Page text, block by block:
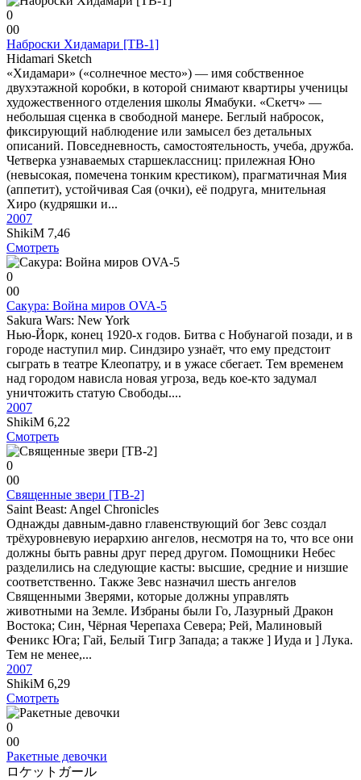
0
00
Наброски Хидамари [ТВ-1]
Hidamari Sketch
«Хидамари» («солнечное место») — имя собственное
двухэтажной коробки, в которой снимают квартиры ученицы
художественного отделения школы Ямабуки. «Скетч» —
небольшая сценка в свободной манере. Беглый набросок,
фиксирующий наблюдение или замысел без детальных
описаний. Повседневность, самостоятельность, учеба, дружба.
Четверка узнаваемых старшеклассниц: прилежная Юно
(невысокая, помечена тонким крестиком), прагматичная Мия
(аппетит), устойчивая Сая (очки), её подруга, мнительная
Хиро (кудряшки и...
2007
ShikiM 7,46
Смотреть
0
00
Сакура: Война миров OVA-5
Sakura Wars: New York
Нью-Йорк, конец 1920-х годов. Битва с Нобунагой позади, и в
городе наступил мир. Синдзиро узнаёт, что ему предстоит
сыграть в театре Клеопатру, и в ужасе сбегает. Тем временем
над городом нависла новая угроза, ведь кое-кто задумал
уничтожить статую Свободы....
2007
ShikiM 6,22
Смотреть
0
00
Священные звери [ТВ-2]
Saint Beast: Angel Chronicles
Однажды давным-давно главенствующий бог Зевс создал
трёхуровневую иерархию ангелов, несмотря на то, что все они
должны быть равны друг перед другом. Помощники Небес
разделились на следующие касты: высшие, средние и низшие
соответственно. Также Зевс назначил шесть ангелов
Священными Зверями, которые должны управлять
животными на Земле. Избраны были Го, Лазурный Дракон
Востока; Син, Чёрная Черепаха Севера; Рей, Малиновый
Феникс Юга; Гай, Белый Тигр Запада; а также ] Иуда и ] Лука.
Тем не менее,...
2007
ShikiM 6,29
Смотреть
0
00
Ракетные девочки
ロケットガール